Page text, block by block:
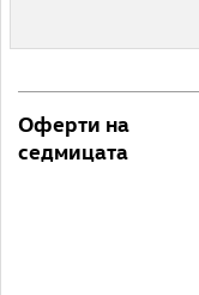
Оферти на
седмицата